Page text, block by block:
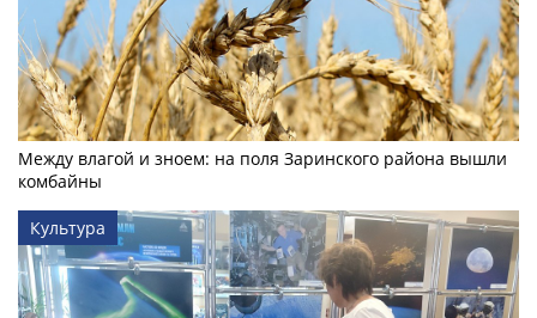
Между влагой и зноем: на поля Заринского района вышли
комбайны
Культура